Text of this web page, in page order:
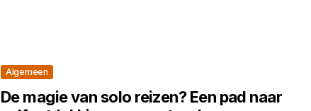
Algemeen
De magie van solo reizen? Een pad naar